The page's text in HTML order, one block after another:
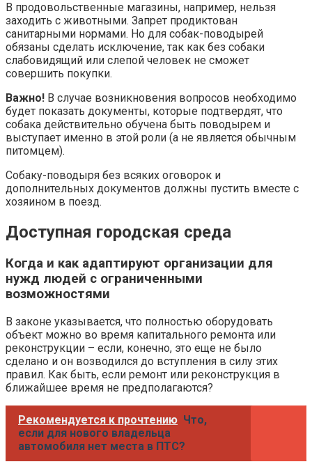
В продовольственные магазины, например, нельзя
заходить с животными. Запрет продиктован
санитарными нормами. Но для собак-поводырей
обязаны сделать исключение, так как без собаки
слабовидящий или слепой человек не сможет
совершить покупки.
Важно! В случае возникновения вопросов необходимо
будет показать документы, которые подтвердят, что
собака действительно обучена быть поводырем и
выступает именно в этой роли (а не является обычным
питомцем).
Собаку-поводыря без всяких оговорок и
дополнительных документов должны пустить вместе с
хозяином в поезд.
Доступная городская среда
Когда и как адаптируют организации для
нужд людей с ограниченными
возможностями
В законе указывается, что полностью оборудовать
объект можно во время капитального ремонта или
реконструкции – если, конечно, это еще не было
сделано и он возводился до вступления в силу этих
правил. Как быть, если ремонт или реконструкция в
ближайшее время не предполагаются?
Рекомендуется к прочтению Что,
если для нового владельца
автомобиля нет места в ПТС?